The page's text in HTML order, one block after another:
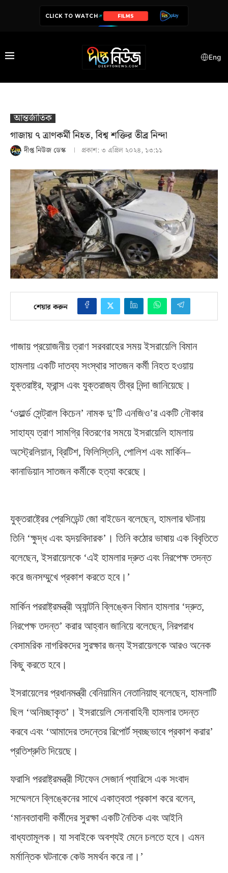
CLICK TO WATCH SERIES
Eng
আন্তর্জাতিক
গাজায় ৭ ত্রাণকর্মী নিহত, বিশ্ব শক্তির তীব্র নিন্দা
দীপ্ত নিউজ ডেস্ক প্রকাশ:৩ এপ্রিল ২০২৪, ১৩:১১
শেয়ার করুন
গাজায় প্রয়োজনীয় ত্রাণ সরবরাহের সময় ইসরায়েলি বিমান
হামলায় একটি দাতব্য সংস্থার সাতজন কর্মী নিহত হওয়ায়
যুক্তরাষ্ট্র,ফ্রান্স এবং যুক্তরাজ্য তীব্র নিন্দা জানিয়েছে।
‘ওয়ার্ল্ড সেন্ট্রাল কিচেন’ নামক দু’টি এনজিও’র একটি নৌকার
সাহায্য ত্রাণ সামগ্রি বিতরণের সময়ে ইসরায়েলি হামলায়
অস্ট্রেলিয়ান, ব্রিটিশ, ফিলিস্তিনি, পোলিশ এবং মার্কিন–
কানাডিয়ান সাতজন কর্মীকে হত্যা করেছে।
যুক্তরাষ্ট্রের প্রেসিডেন্ট জো বাইডেন বলেছেন, হামলার ঘটনায়
তিনি ‘ক্ষুদ্ধ এবং হৃদয়বিদারক’। তিনি কঠোর ভাষায় এক বিবৃতিতে
বলেছেন,ইসরায়েলকে ‘এই হামলার দ্রুত এবং নিরপেক্ষ তদন্ত
করে জনসম্মুখে প্রকাশ করতে হবে।’
মার্কিন পররাষ্ট্রমন্ত্রী অ্যান্টনি ব্লিঙ্কেন বিমান হামলার ‘দ্রুত,
নিরপেক্ষ তদন্ত’ করার আহ্বান জানিয়ে বলেছেন, নিরপরাধ
বেসামরিক নাগরিকদের সুরক্ষার জন্য ইসরায়েলকে আরও অনেক
কিছু করতে হবে।
ইসরায়েলের প্রধানমন্ত্রী বেনিয়ামিন নেতানিয়াহু বলেছেন, হামলাটি
ছিল ‘অনিচ্ছাকৃত’। ইসরায়েলি সেনাবাহিনী হামলার তদন্ত
করবে এবং ‘আমাদের তদন্তের রিপোর্ট স্বচ্ছভাবে প্রকাশ করার’
প্রতিশ্রুতি দিয়েছে।
ফরাসি পররাষ্ট্রমন্ত্রী স্টিফেন সেজার্ন প্যারিসে এক সংবাদ
সম্মেলনে ব্লিঙ্কেনের সাথে একাত্বতা প্রকাশ করে বলেন,
‘মানবতাবাদী কর্মীদের সুরক্ষা একটি নৈতিক এবং আইনি
বাধ্যতামূলক। যা সবাইকে অবশ্যই মেনে চলতে হবে। এমন
মর্মান্তিক ঘটনাকে কেউ সমর্থন করে না।’